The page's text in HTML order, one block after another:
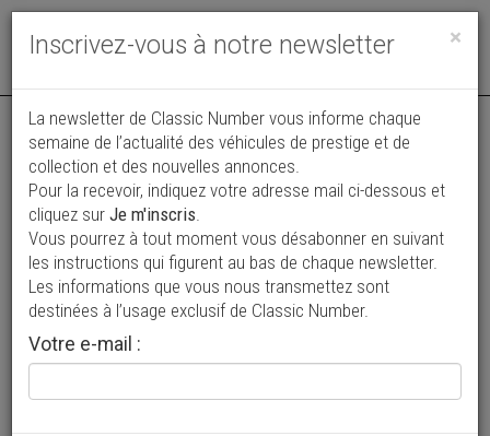
Toggle
Vos annonces vues par
plus de 4 millions de collectionneurs
Ajouter une annonce
> Rechercher un véhicule
×
Inscrivez-vous à notre newsletter
La newsletter de Classic Number vous informe chaque
semaine de l’actualité des véhicules de prestige et de
collection et des nouvelles annonces.
Pour la recevoir, indiquez votre adresse mail ci-dessous et
cliquez sur Je m'inscris.
Vous pourrez à tout moment vous désabonner en suivant
les instructions qui figurent au bas de chaque newsletter.
Les informations que vous nous transmettez sont
destinées à l’usage exclusif de Classic Number.
Votre e-mail :